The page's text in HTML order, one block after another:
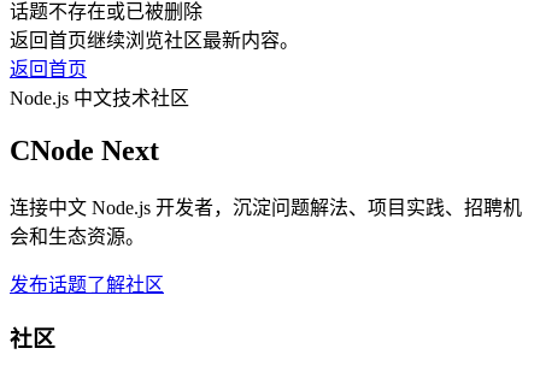
话题不存在或已被删除
返回首页继续浏览社区最新内容。
返回首页
Node.js 中文技术社区
CNode Next
连接中文 Node.js 开发者，沉淀问题解法、项目实践、招聘机
会和生态资源。
发布话题了解社区
社区